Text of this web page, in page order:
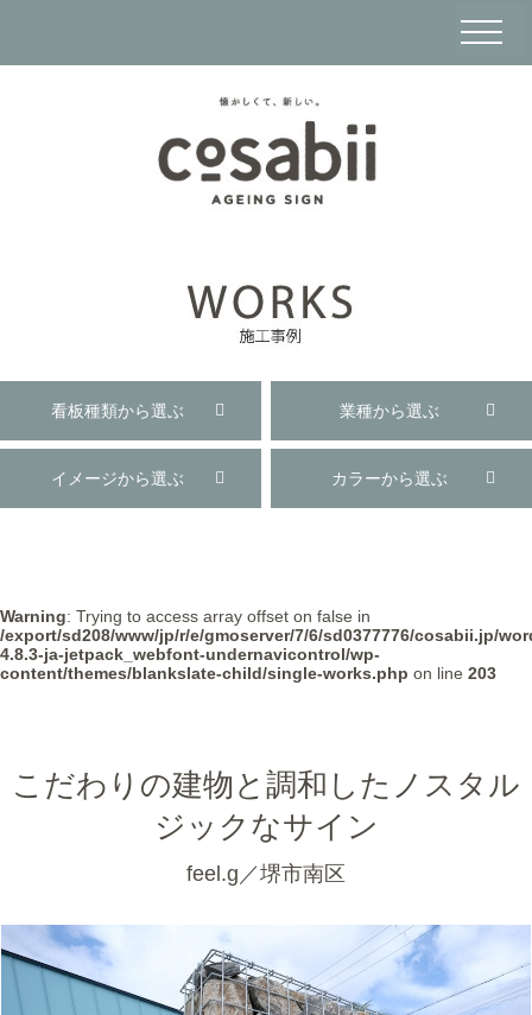
看板種類から選ぶ 業種から選ぶ
イメージから選ぶ カラーから選ぶ
Warning: Trying to access array offset on false in
/export/sd208/www/jp/r/e/gmoserver/7/6/sd0377776/cosabii.jp/
4.8.3-ja-jetpack_webfont-undernavicontrol/wp-
content/themes/blankslate-child/single-works.php on line 203
こだわりの建物と調和したノスタル
ジックなサイン
feel.g／堺市南区